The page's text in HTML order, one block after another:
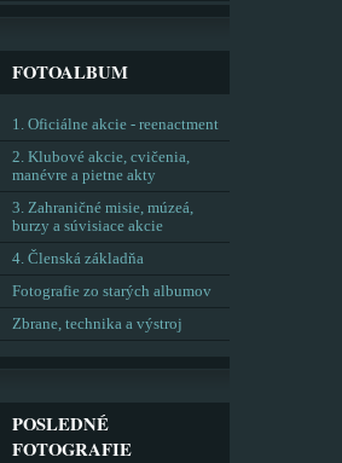
FOTOALBUM
1. Oficiálne akcie - reenactment
2. Klubové akcie, cvičenia,
manévre a pietne akty
3. Zahraničné misie, múzeá,
burzy a súvisiace akcie
4. Členská základňa
Fotografie zo starých albumov
Zbrane, technika a výstroj
POSLEDNÉ
FOTOGRAFIE